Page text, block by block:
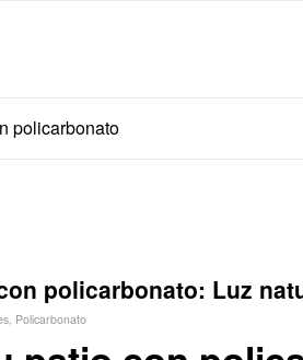
policarbonato
policarbonato: Luz
, Policarbonato